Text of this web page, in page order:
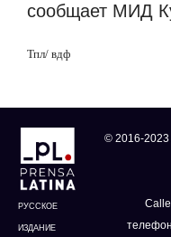
сообщает МИД
Тпл/ вдф
РУССКОЕ
ИЗДАНИЕ
© 2016-